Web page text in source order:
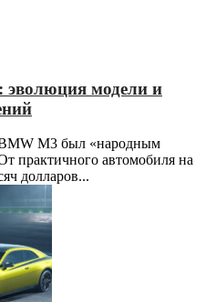
модели и
M3 был «народным
практичного автомобиля на
долларов...